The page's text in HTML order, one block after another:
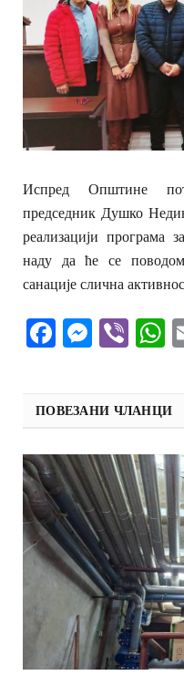
Испред Општине
председник Душко
реализацији програма
наду да ће се
санације слична
Facebook
ПОВЕЗАНИ ЧЛАНЦИ